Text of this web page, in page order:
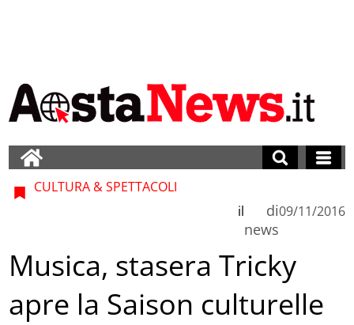
CULTURA & SPETTACOLI
di
news
il 09/11/2016
Musica, stasera Tricky
apre la Saison culturelle